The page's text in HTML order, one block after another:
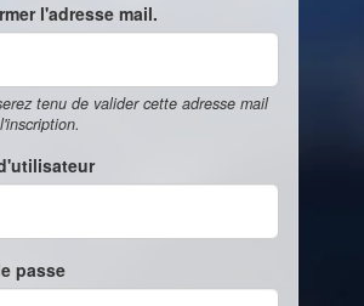
l'adresse mail.
tenu de valider cette adresse mail
passe